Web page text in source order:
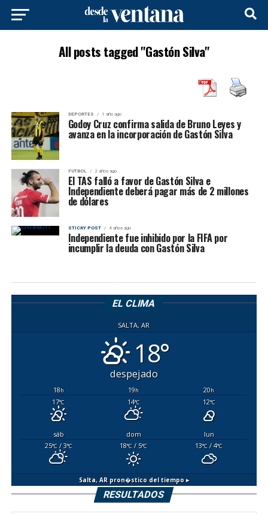
All posts tagged "Gastón Silva"
DEPORTES 1 año ago
Godoy Cruz confirma salida de Bruno Leyes y
avanza en la incorporación de Gastón Silva
FUTBOL 2 años ago
El TAS falló a favor de Gastón Silva e
Independiente deberá pagar más de 2 millones
de dólares
STICKY POST 4 años ago
Independiente fue inhibido por la FIFA por
incumplir la deuda con Gastón Silva
EL CLIMA
SALTA, AR
18°
despejado
18h 19h 20h
17°C 14°C 12°C
sáb dom
lun
25°C/ 3°C 18°C / 5°C 13°C / 4°C
Salta, ARpron�stico del tiempo ▸
RESULTADOS